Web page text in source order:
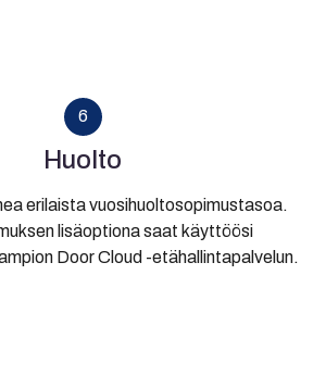
6
Huolto
erilaista vuosihuoltosopimustasoa.
lisäoptiona saat käyttöösi
Door Cloud -etähallintapalvelun.